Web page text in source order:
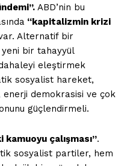
ABD’nin bu
“kapitalizmin krizi
Alternatif bir
bir tahayyül
eleştirmek
sosyalist hareket,
enerji demokrasisi ve çok
güçlendirmeli.
çalışması”.
sosyalist partiler, hem